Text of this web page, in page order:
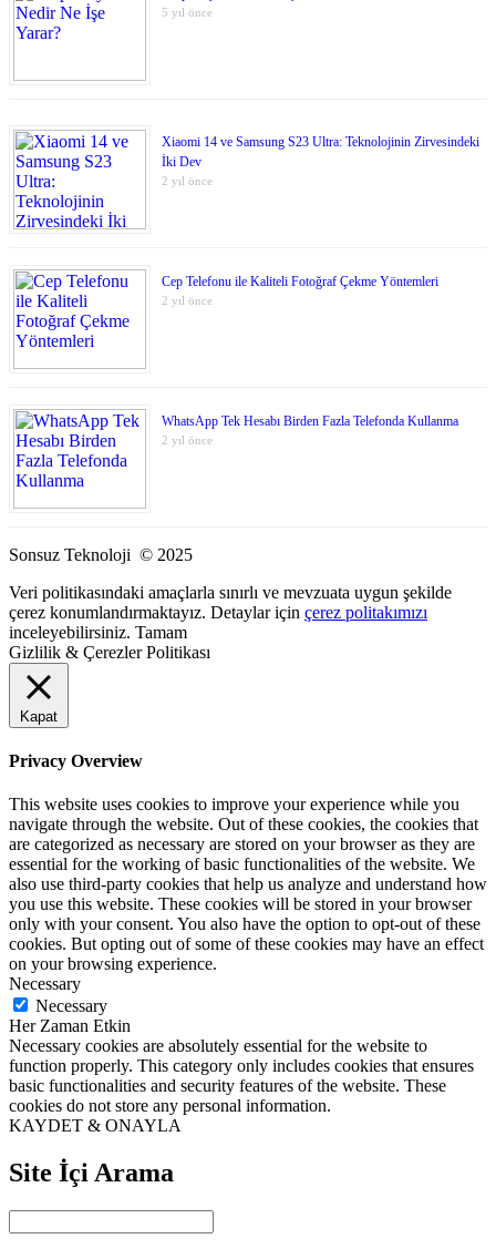
5 yıl önce
Xiaomi 14 ve Samsung S23 Ultra: Teknolojinin Zirvesindeki
İki Dev
2 yıl önce
Cep Telefonu ile Kaliteli Fotoğraf Çekme Yöntemleri
2 yıl önce
WhatsApp Tek Hesabı Birden Fazla Telefonda Kullanma
2 yıl önce
Sonsuz Teknoloji © 2025
Veri politikasındaki amaçlarla sınırlı ve mevzuata uygun şekilde
çerez konumlandırmaktayız. Detaylar için çerez politakımızı
inceleyebilirsiniz. Tamam
Gizlilik & Çerezler Politikası
Kapat
Privacy Overview
This website uses cookies to improve your experience while you
navigate through the website. Out of these cookies, the cookies that
are categorized as necessary are stored on your browser as they are
essential for the working of basic functionalities of the website. We
also use third-party cookies that help us analyze and understand how
you use this website. These cookies will be stored in your browser
only with your consent. You also have the option to opt-out of these
cookies. But opting out of some of these cookies may have an effect
on your browsing experience.
Necessary
Necessary
Her Zaman Etkin
Necessary cookies are absolutely essential for the website to
function properly. This category only includes cookies that ensures
basic functionalities and security features of the website. These
cookies do not store any personal information.
KAYDET & ONAYLA
Site İçi Arama